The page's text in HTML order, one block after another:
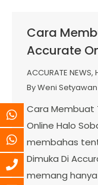
Cara
Accurate
ACCURATE NEWS,
ByWeni Setyawan
Cara Membuat
Online Halo
membahas
Dimuka Di
memang